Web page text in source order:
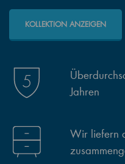
KOLLEKTION ANZEIGEN
Jahren
Wir liefern